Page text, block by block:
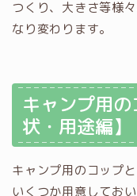
つくり、大きさ等様
なり変わります。
キャンプ用
状・用途編】
キャンプ用のコップ
いくつか用意してお